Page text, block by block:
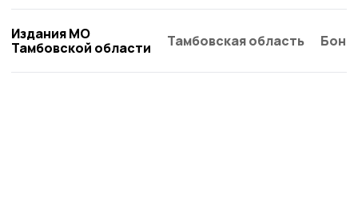
Издания МО
Тамбовской области
Тамбовская область